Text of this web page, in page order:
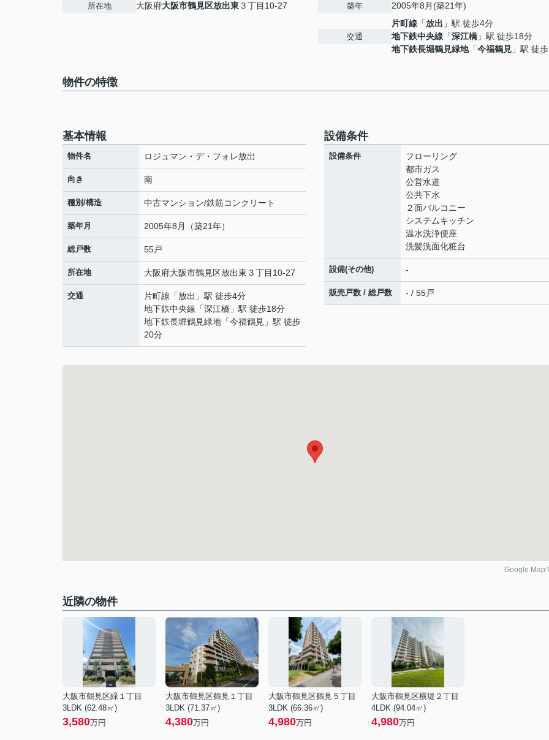
所在地 大阪府大阪市鶴見区放出東３丁目10-27 築年 2005年8月(築21年)
交通
片町線 「放出 」駅 徒歩4分
地下鉄中央線 「深江橋 」駅 徒歩18分
地下鉄長堀鶴見緑地「今福鶴見 」駅 徒
物件の特徴
基本情報
物件名 ロジュマン・デ・フォレ放出
向き 南
種別/構造 中古マンション/鉄筋コンクリート
築年月 2005年8月（築21年）
総戸数 55戸
所在地 大阪府大阪市鶴見区放出東 ３丁目10-27
交通 片町線 「放出 」駅 徒歩4分
地下鉄中央線 「深江橋 」駅 徒歩18分
地下鉄長堀鶴見緑地 「今福鶴見 」駅 徒歩
20分
設備条件
設備条件
フローリング
都市ガス
公営水道
公共下水
２面バルコニー
システムキッチン
温水洗浄便座
洗髪洗面化粧台
設備(その他) -
販売戸数 / 総戸数 - / 55戸
Google Map
近隣の物件
大阪市鶴見区緑１丁目
3LDK (62.48㎡)
3,580万円
大阪市鶴見区鶴見１丁目
3LDK (71.37㎡)
4,380万円
大阪市鶴見区鶴見５丁目
3LDK (66.36㎡)
4,980万円
大阪市鶴見区横堤２丁目
4LDK (94.04㎡)
4,980万円